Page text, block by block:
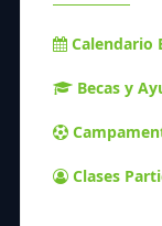
Calendario
Becas y
Clases